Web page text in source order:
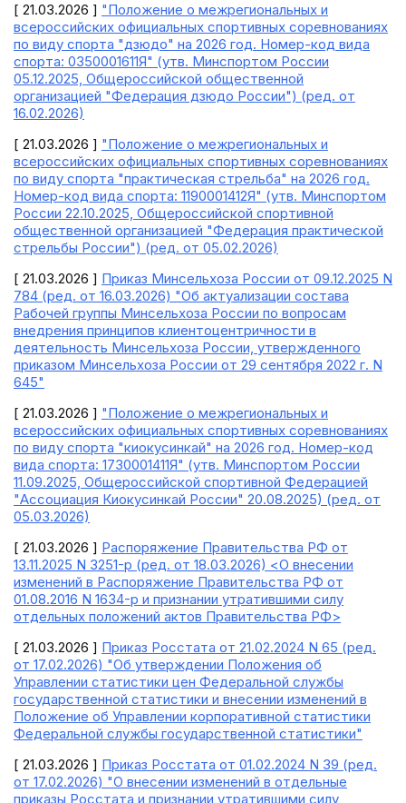
[ 21.03.2026 ] "Положение о межрегиональных и
всероссийских официальных спортивных соревнованиях
по виду спорта "дзюдо" на 2026 год. Номер-код вида
спорта: 0350001611Я" (утв. Минспортом России
05.12.2025, Общероссийской общественной
организацией "Федерация дзюдо России") (ред. от
16.02.2026)
[ 21.03.2026 ] "Положение о межрегиональных и
всероссийских официальных спортивных соревнованиях
по виду спорта "практическая стрельба" на 2026 год.
Номер-код вида спорта: 1190001412Я" (утв. Минспортом
России 22.10.2025, Общероссийской спортивной
общественной организацией "Федерация практической
стрельбы России") (ред. от 05.02.2026)
[ 21.03.2026 ] Приказ Минсельхоза России от 09.12.2025 N
784 (ред. от 16.03.2026) "Об актуализации состава
Рабочей группы Минсельхоза России по вопросам
внедрения принципов клиентоцентричности в
деятельность Минсельхоза России, утвержденного
приказом Минсельхоза России от 29 сентября 2022 г. N
645"
[ 21.03.2026 ] "Положение о межрегиональных и
всероссийских официальных спортивных соревнованиях
по виду спорта "киокусинкай" на 2026 год. Номер-код
вида спорта: 1730001411Я" (утв. Минспортом России
11.09.2025, Общероссийской спортивной Федерацией
"Ассоциация Киокусинкай России" 20.08.2025) (ред. от
05.03.2026)
[ 21.03.2026 ] Распоряжение Правительства РФ от
13.11.2025 N 3251-р (ред. от 18.03.2026) <О внесении
изменений в Распоряжение Правительства РФ от
01.08.2016 N 1634-р и признании утратившими силу
отдельных положений актов Правительства РФ>
[ 21.03.2026 ] Приказ Росстата от 21.02.2024 N 65 (ред.
от 17.02.2026) "Об утверждении Положения об
Управлении статистики цен Федеральной службы
государственной статистики и внесении изменений в
Положение об Управлении корпоративной статистики
Федеральной службы государственной статистики"
[ 21.03.2026 ] Приказ Росстата от 01.02.2024 N 39 (ред.
от 17.02.2026) "О внесении изменений в отдельные
приказы Росстата и признании утратившими силу